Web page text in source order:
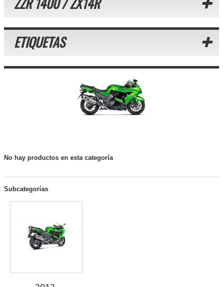
ETIQUETAS
No hay productos en esta categoría
Subcategorías